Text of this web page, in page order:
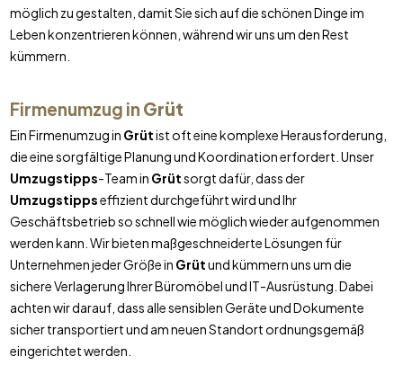
möglich zu gestalten, damit Sie sich auf die schönen Dinge im
Leben konzentrieren können, während wir uns um den Rest
kümmern.
Firmenumzug in Grüt
Ein Firmenumzug in Grütist oft eine komplexe Herausforderung,
die eine sorgfältige Planung und Koordination erfordert. Unser
Umzugstipps-Team in Grütsorgt dafür, dass der
Umzugstippseffizient durchgeführt wird und Ihr
Geschäftsbetrieb so schnell wie möglich wieder aufgenommen
werden kann. Wir bieten maßgeschneiderte Lösungen für
Unternehmen jeder Größe in Grütund kümmern uns um die
sichere Verlagerung Ihrer Büromöbel und IT-Ausrüstung. Dabei
achten wir darauf, dass alle sensiblen Geräte und Dokumente
sicher transportiert und am neuen Standort ordnungsgemäß
eingerichtet werden.